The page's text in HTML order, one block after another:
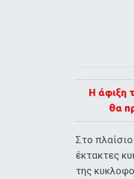
Η άφιξη
θα
Στο
έκτακτες
της